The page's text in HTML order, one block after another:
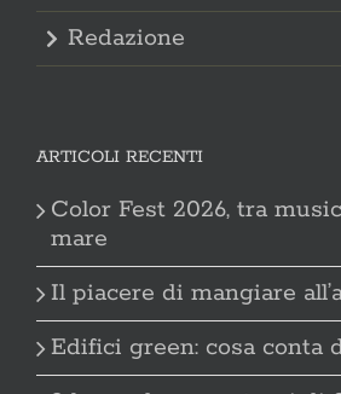
Redazione
ARTICOLI RECENTI
Color Fest 2026, tra
mare
Il piacere di mangiare
Edifici green: cosa conta